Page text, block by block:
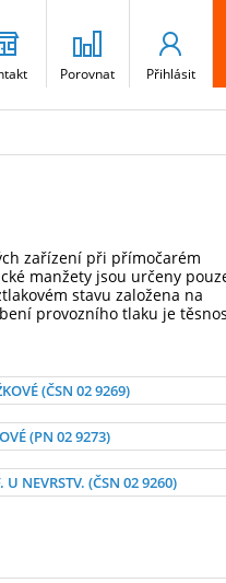
Porovnat Přihlásit
zařízení při přímočarém
manžety jsou určeny
stavu založena na
provozního tlaku je
(ČSN 02 9269)
(PN 02 9273)
U NEVRSTV. (ČSN 02 9260)